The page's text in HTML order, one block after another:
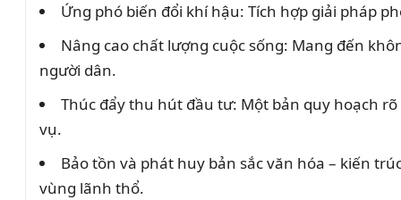
Ứng phó biến đổi khí hậu: Tích hợp giải pháp
Nâng cao chất lượng cuộc sống: Mang đến
người dân.
Thúc đẩy thu hút đầu tư: Một bản quy hoạch
vụ.
Bảo tồn và phát huy bản sắc văn hóa – kiến
vùng lãnh thổ.